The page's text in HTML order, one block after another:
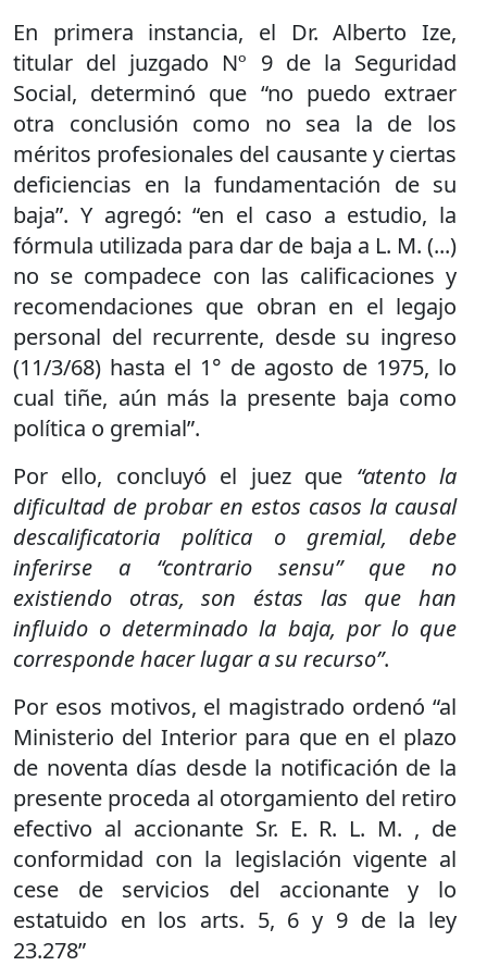
En primera instancia, el Dr. Alberto Ize,
titular del juzgado Nº 9 de la Seguridad
Social, determinó que “no puedo extraer
otra conclusión como no sea la de los
méritos profesionales del causante y ciertas
deficiencias en la fundamentación de su
baja”. Y agregó: “en el caso a estudio, la
fórmula utilizada para dar de baja a L. M. (...)
no se compadece con las calificaciones y
recomendaciones que obran en el legajo
personal del recurrente, desde su ingreso
(11/3/68) hasta el 1° de agosto de 1975, lo
cual tiñe, aún más la presente baja como
política o gremial”.
Por ello, concluyó el juez que “atento la
dificultad de probar en estos casos la causal
descalificatoria política o gremial, debe
inferirse a “contrario sensu” que no
existiendo otras, son éstas las que han
influido o determinado la baja, por lo que
corresponde hacer lugar a su recurso”.
Por esos motivos, el magistrado ordenó “al
Ministerio del Interior para que en el plazo
de noventa días desde la notificación de la
presente proceda al otorgamiento del retiro
efectivo al accionante Sr. E. R. L. M. , de
conformidad con la legislación vigente al
cese de servicios del accionante y lo
estatuido en los arts. 5, 6 y 9 de la ley
23.278”